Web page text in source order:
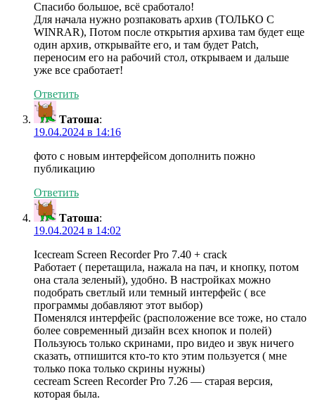
Спасибо большое, всё сработало!
Для начала нужно розпаковать архив (ТОЛЬКО С
WINRAR), Потом после открытия архива там будет еще
один архив, открывайте его, и там будет Patch,
переносим его на рабочий стол, открываем и дальше
уже все сработает!
Ответить
Татоша:
19.04.2024 в 14:16
фото с новым интерфейсом дополнить пожно
публикацию
Ответить
Татоша:
19.04.2024 в 14:02
Icecream Screen Recorder Pro 7.40 + crack
Работает ( перетащила, нажала на пач, и кнопку, потом
она стала зеленый), удобно. В настройках можно
подобрать светлый или темный интерфейс ( все
программы добавляют этот выбор)
Поменялся интерфейс (расположение все тоже, но стало
более современный дизайн всех кнопок и полей)
Пользуюсь только скринами, про видео и звук ничего
сказать, отпишится кто-то кто этим пользуется ( мне
только пока только скрины нужны)
cecream Screen Recorder Pro 7.26 — старая версия,
которая была.